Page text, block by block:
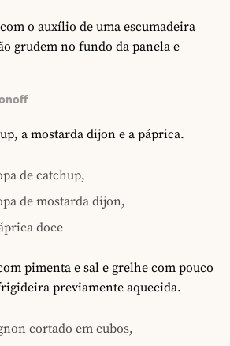
o auxílio de uma escumadeira
grudem no fundo da panela e
a mostarda dijon e a páprica.
de catchup,
de mostarda dijon,
doce
pimenta e sal e grelhe com pouco
previamente aquecida.
cortado em cubos,